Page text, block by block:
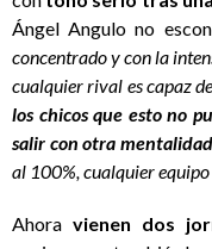
Ángel Angulo no
concentrado y con la
cualquier rival es capaz
los chicos que esto no
salir con otra
al 100%, cualquier equipo
Ahora vienen dos